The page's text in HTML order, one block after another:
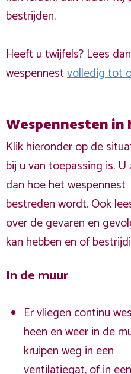
bestrijden.
Heeft u twijfels? Lees
wespennestvolledig tot
Wespennesten
Klik hieronder op de
bij u van toepassing is. U
dan hoe het wespennest
bestreden wordt. Ook
over de gevaren en
kan hebben en of
In de muur
Er vliegen continu
heen en weer in de
kruipen weg in een